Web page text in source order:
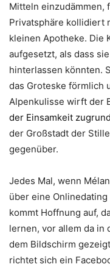
Mitteln einzudämmen,
Privatsphäre kollidiert
kleinen Apotheke. Die
aufgesetzt, als dass
hinterlassen könnten.
das Groteske förmlich
Alpenkulisse wirft der
der Einsamkeit
der Großstadt der
gegenüber.
Jedes Mal, wenn
über eine
kommt Hoffnung auf,
lernen, vor allem da in
dem Bildschirm
richtet sich ein